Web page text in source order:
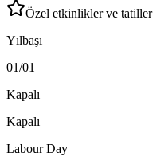
Özel etkinlikler ve tatiller
Yılbaşı
01/01
Kapalı
Kapalı
Labour Day